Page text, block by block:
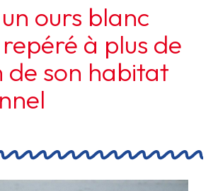
un ours blanc
à plus de
de son habitat